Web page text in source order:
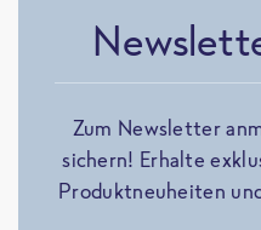
Zum Newsletter
sichern! Erhalte
Produktneuheiten